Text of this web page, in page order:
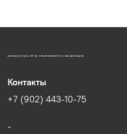
АВТОАКСЕССУАРЫ ОПТОМ В ЕКАТЕРИНБУРГЕ ПО ВЫГОДНОЙ ЦЕНЕ
Контакты
+7 (902) 443-10-75
-